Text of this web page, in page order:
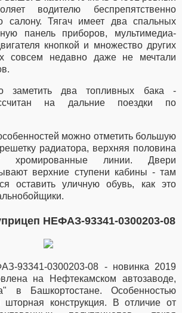
водителю беспрепятственно
салону. Тягач имеет два спальных
панель приборов, мультимедиа-
кнопкой и множество других
совсем недавно даже не мечтали
два топливных бака -
на дальние поездки по
можно отметить большую
радиатора, верхняя половина
хромированные линии. Двери
верхние ступени кабины - там
оставить уличную обувь, как это
НЕФАЗ-93341-0300203-08
93341-0300203-08 - новинка 2019
на Нефтекамском автозаводе,
в Башкортостане. Особенностью
шторная конструкция. В отличие от